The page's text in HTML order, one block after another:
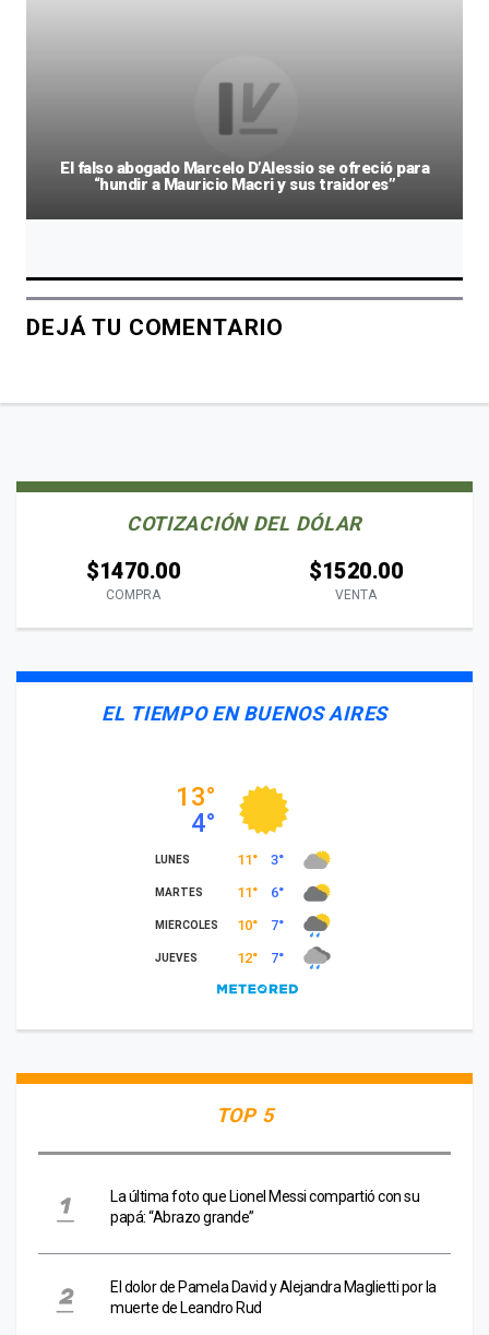
El falso abogado Marcelo D’Alessio se ofreció para
“hundir a Mauricio Macri y sus traidores”
DEJÁ TU COMENTARIO
COTIZACIÓN DEL DÓLAR
$1470.00
COMPRA
$1520.00
VENTA
EL TIEMPO EN BUENOS AIRES
TOP 5
La última foto que Lionel Messi compartió con su
papá: “Abrazo grande”
El dolor de Pamela David y Alejandra Maglietti por la
muerte de Leandro Rud